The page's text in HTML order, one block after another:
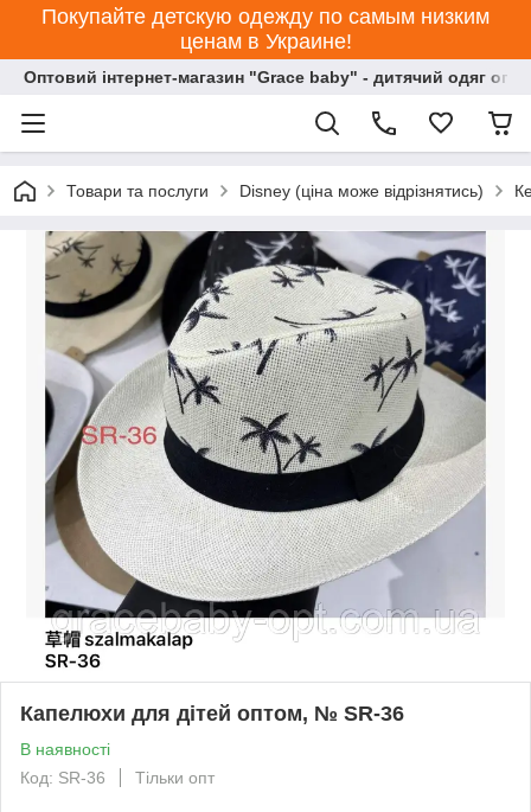
Покупайте детскую одежду по самым низким
ценам в Украине!
Оптовий інтернет-магазин "Grace baby" - дитячий одяг
Товари та послуги Disney (ціна може відрізнятись)
Капелюхи для дітей оптом, № SR-36
В наявності
Код: SR-36
Тільки опт